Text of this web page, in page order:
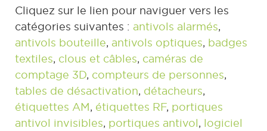
Cliquez sur le lien pour naviguer vers les
catégories suivantes : antivols alarmés,
antivols bouteille, antivols optiques, badges
textiles, clous et câbles, caméras de
comptage 3D, compteurs de personnes,
tables de désactivation, détacheurs,
étiquettes AM, étiquettes RF, portiques
antivol invisibles, portiques antivol, logiciel